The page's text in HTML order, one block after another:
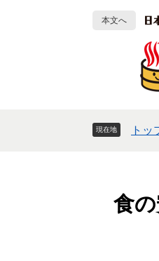
本文へ
現在地 トッ
食